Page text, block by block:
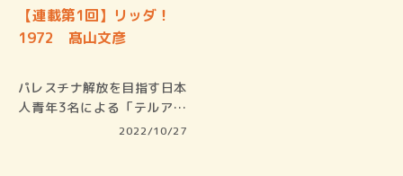
【連載第1回】リッダ！
1972 髙山文彦
パレスチナ解放を目指す日本
人青年3名による「テルアビ
2022/10/27